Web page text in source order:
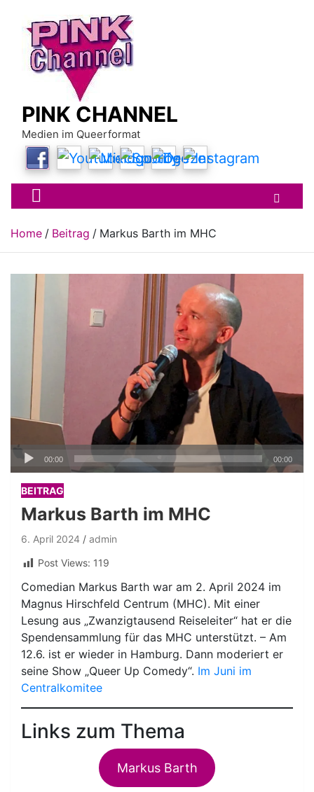
content
PINK CHANNEL
Medien im Queerformat
Home Beitrag Markus Barth im MHC
Audio-
Player
00:00 00:00
BEITRAG
Markus Barth im MHC
6. April 2024
admin
Post Views: 119
Comedian Markus Barth war am 2. April 2024 im
Magnus Hirschfeld Centrum (MHC). Mit einer
Lesung aus „Zwanzigtausend Reiseleiter“ hat er die
Spendensammlung für das MHC unterstützt. – Am
12.6. ist er wieder in Hamburg. Dann moderiert er
seine Show „Queer Up Comedy“. Im Juni im
Centralkomitee
Links zum Thema
Markus Barth